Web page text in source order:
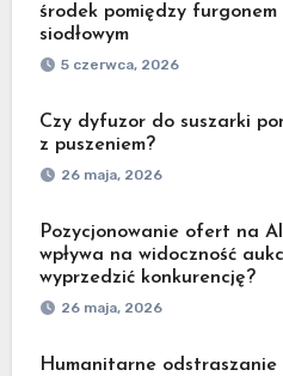
środek pomiędzy
siodłowym
5 czerwca, 2026
Czy dyfuzor do suszarki
z puszeniem?
26 maja, 2026
Pozycjonowanie ofert na
wpływa na widoczność
wyprzedzić konkurencję?
26 maja, 2026
Humanitarne